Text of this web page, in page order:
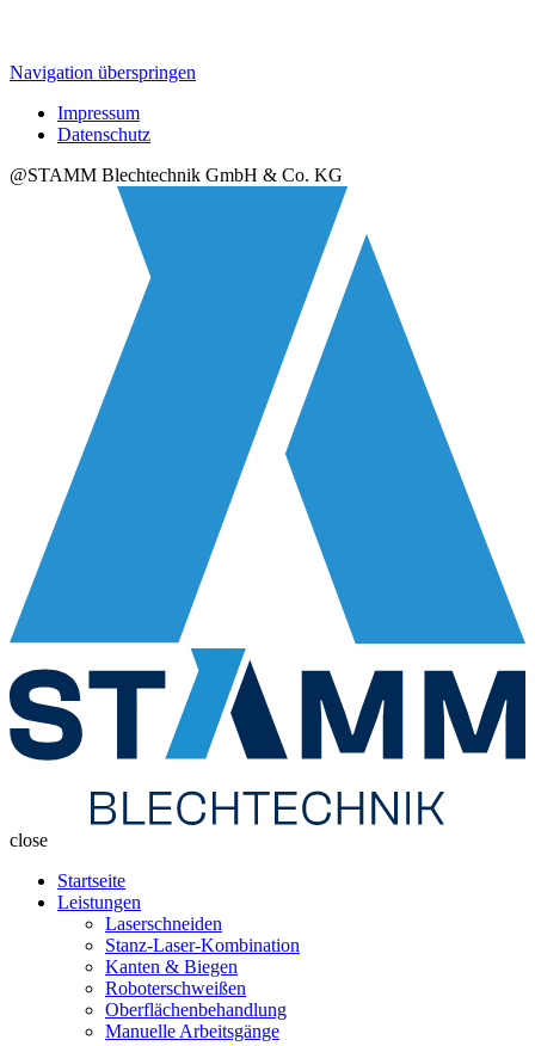
Navigation überspringen
Impressum
Datenschutz
@STAMM Blechtechnik GmbH & Co. KG
close
Startseite
Leistungen
Laserschneiden
Stanz-Laser-Kombination
Kanten & Biegen
Roboterschweißen
Oberflächenbehandlung
Manuelle Arbeitsgänge